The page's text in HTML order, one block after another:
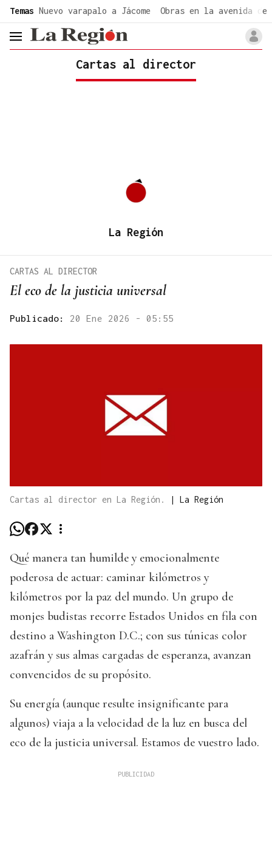
Temas Nuevo varapalo a Jácome Obras en la avenida de
header.menu.open
Cartas al director
La Región
El eco de la justicia universal
CARTAS AL DIRECTOR
Publicado: 20 Ene 2026 - 05:55
Cartas al director en La Región. | La Región
Qué manera tan humilde y emocionalmente
poderosa de actuar: caminar kilómetros y
kilómetros por la paz del mundo. Un grupo de
monjes budistas recorre Estados Unidos en fila con
destino a Washington D.C.; con sus túnicas color
azafrán y sus almas cargadas de esperanza, avanzan
convencidos de su propósito.
Su energía (aunque resulte insignificante para
algunos) viaja a la velocidad de la luz en busca del
eco de la justicia universal. Estamos de vuestro lado.